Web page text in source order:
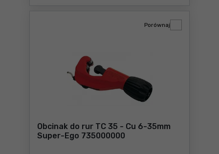
Obcinak do rur TC 35 - Cu 6-35mm
Super-Ego 735000000
Porównaj